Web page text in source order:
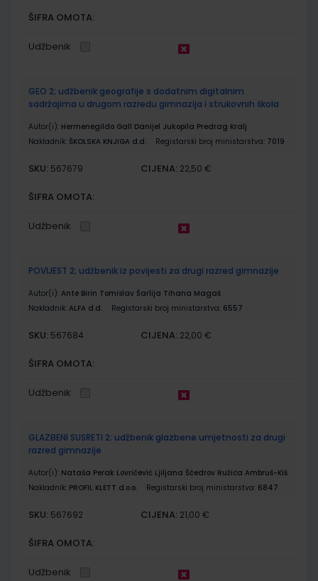
ŠIFRA OMOTA:
Udžbenik
GEO 2; udžbenik geografije s dodatnim digitalnim
sadržajima u drugom razredu gimnazija i strukovnih škola
Autor(i): Hermenegildo Gall Danijel Jukopila Predrag Kralj
Nakladnik: ŠKOLSKA KNJIGA d.d. Registarski broj ministarstva: 7019
SKU: 567679 CIJENA: 22,50 €
ŠIFRA OMOTA:
Udžbenik
POVIJEST 2; udžbenik iz povijesti za drugi razred gimnazije
Autor(i): Ante Birin Tomislav Šarlija Tihana Magaš
Nakladnik: ALFA d.d. Registarski broj ministarstva: 6557
SKU: 567684 CIJENA: 22,00 €
ŠIFRA OMOTA:
Udžbenik
GLAZBENI SUSRETI 2; udžbenik glazbene umjetnosti za drugi
razred gimnazije
Autor(i): Nataša Perak Lovričević Ljiljana Ščedrov Ružica Ambruš-Kiš
Nakladnik: PROFIL KLETT d.o.o. Registarski broj ministarstva: 6847
SKU: 567692 CIJENA: 21,00 €
ŠIFRA OMOTA:
Udžbenik